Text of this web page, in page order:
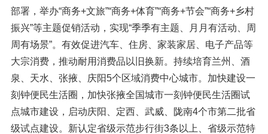
部署，举办“商务+文旅”“商务+体育”“商务+节会”“商务+乡村
振兴”等主题促销活动，实现“季季有主题、月月有活动、周
周有场景”。有效促进汽车、住房、家装家居、电子产品等
大宗消费，推动耐用消费品以旧换新。持续培育兰州、酒
泉、天水、张掖、庆阳5个区域消费中心城市。加快建设一
刻钟便民生活圈，加快张掖全国城市一刻钟便民生活圈试
点城市建设，启动庆阳、定西、武威、陇南4个市第二批省
级试点建设。新认定省级示范步行街3条以上、省级示范特